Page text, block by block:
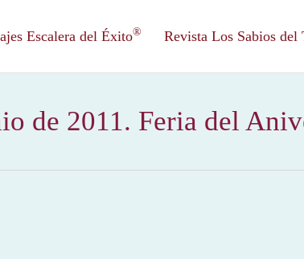
Escalera del Éxito® Revista Los Sabios del
de 2011. Feria del